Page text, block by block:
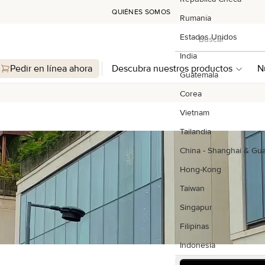
QUIÉNES SOMOS
Rumanía
Estados Unidos
India
Guatemala
Corea
Vietnam
Tailandia
China - Shanghai &
Hong-Kong
Taiwan
Singapur
Filipinas
Indonesia
Buscar
Buscar
Pedir en línea ahora Descubra nuestros productos